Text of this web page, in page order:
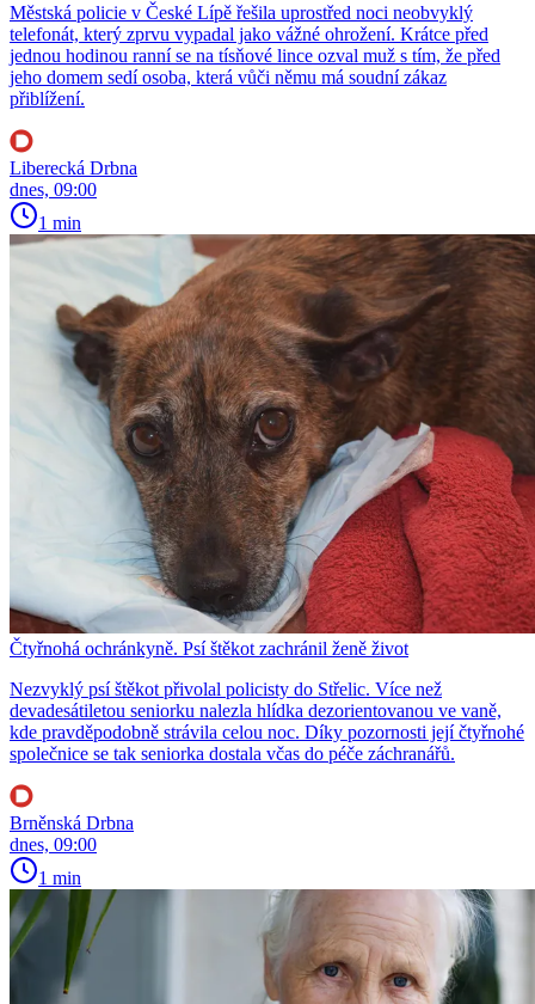
Městská policie v České Lípě řešila uprostřed noci neobvyklý
telefonát, který zprvu vypadal jako vážné ohrožení. Krátce před
jednou hodinou ranní se na tísňové lince ozval muž s tím, že před
jeho domem sedí osoba, která vůči němu má soudní zákaz
přiblížení.
Liberecká Drbna
dnes, 09:00
1 min
Čtyřnohá ochránkyně. Psí štěkot zachránil ženě život
Nezvyklý psí štěkot přivolal policisty do Střelic. Více než
devadesátiletou seniorku nalezla hlídka dezorientovanou ve vaně,
kde pravděpodobně strávila celou noc. Díky pozornosti její čtyřnohé
společnice se tak seniorka dostala včas do péče záchranářů.
Brněnská Drbna
dnes, 09:00
1 min